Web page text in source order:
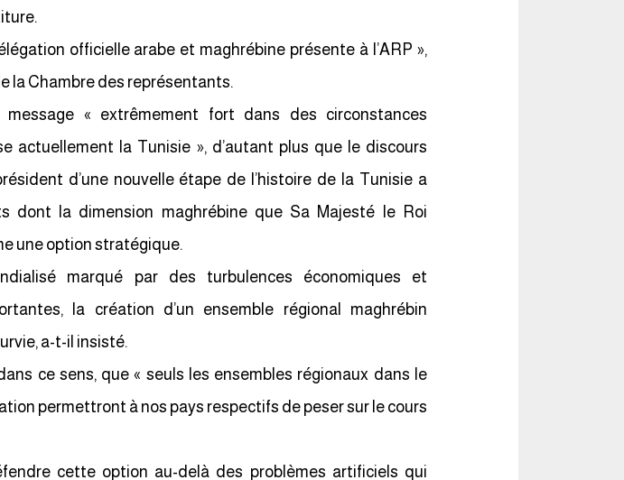
officielle arabe et maghrébine présente à l’ARP »,
la Chambre des représentants.
message « extrêmement fort dans des circonstances
actuellement la Tunisie », d’autant plus que le discours
d’une nouvelle étape de l’histoire de la Tunisie a
dont la dimension maghrébine que Sa Majesté le Roi
une option stratégique.
marqué par des turbulences économiques et
la création d’un ensemble régional maghrébin
a-t-il insisté.
ce sens, que « seuls les ensembles régionaux dans le
permettront à nos pays respectifs de peser sur le cours
cette option au-delà des problèmes artificiels qui